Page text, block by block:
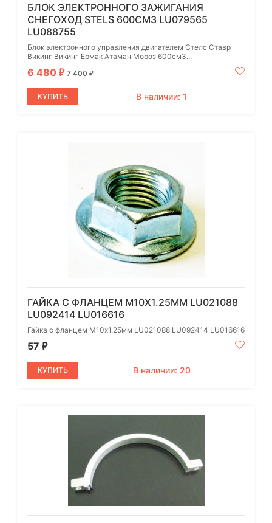
БЛОК ЭЛЕКТРОННОГО ЗАЖИГАНИЯ
СНЕГОХОД STELS 600СМ3 LU079565
LU088755
Блок электронного управления двигателем Стелс Ставр
Викинг Викинг Ермак Атаман Мороз 600см3...
6 480 ₽ 7 400₽
КУПИТЬ В наличии: 1
ГАЙКА С ФЛАНЦЕМ M10Х1.25ММ LU021088
LU092414 LU016616
Гайка с фланцем M10х1.25мм LU021088 LU092414 LU016616
57 ₽
КУПИТЬ В наличии: 20